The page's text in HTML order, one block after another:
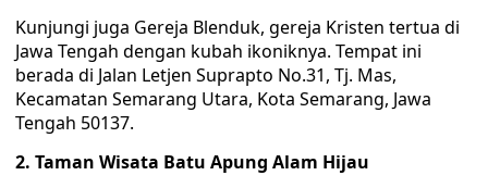
Kunjungi juga Gereja Blenduk, gereja Kristen tertua di
Jawa Tengah dengan kubah ikoniknya. Tempat ini
berada di Jalan Letjen Suprapto No.31, Tj. Mas,
Kecamatan Semarang Utara, Kota Semarang, Jawa
Tengah 50137.
2. Taman Wisata Batu Apung Alam Hijau